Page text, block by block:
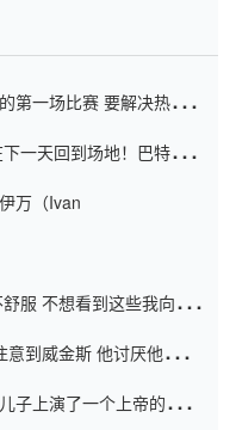
第一场比赛 要解决热情的
一天回到场地！巴特勒迈
万（Ivan
服 不想看到这些我向他
到威金斯 他讨厌他的老
子上演了一个上帝的剧